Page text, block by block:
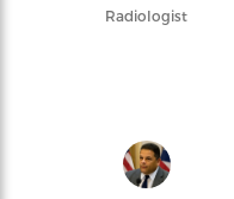
Radiologist